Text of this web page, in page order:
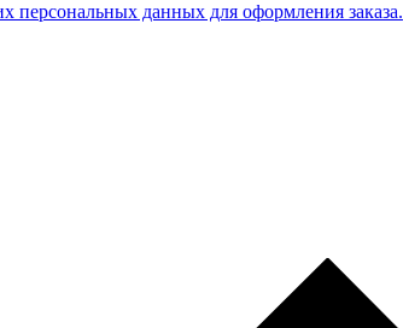
персональных данных для оформления заказа.